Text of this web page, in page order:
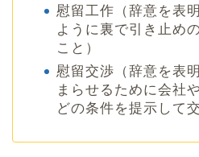
慰留工作（辞意を表
ように裏で引き止め
こと）
慰留交渉（辞意を表
まらせるために会社
どの条件を提示して